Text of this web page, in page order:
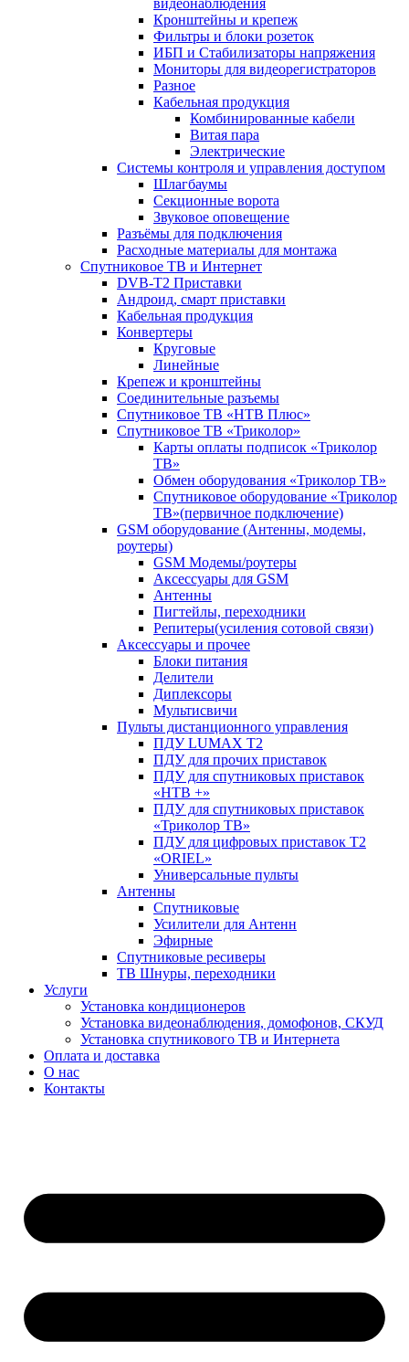
видеонаблюдения
Кронштейны и крепеж
Фильтры и блоки розеток
ИБП и Стабилизаторы напряжения
Мониторы для видеорегистраторов
Разное
Кабельная продукция
Комбинированные кабели
Витая пара
Электрические
Системы контроля и управления доступом
Шлагбаумы
Секционные ворота
Звуковое оповещение
Разъёмы для подключения
Расходные материалы для монтажа
Спутниковое ТВ и Интернет
DVB-Т2 Приставки
Андроид, смарт приставки
Кабельная продукция
Конвертеры
Круговые
Линейные
Крепеж и кронштейны
Соединительные разъемы
Спутниковое ТВ «НТВ Плюс»
Спутниковое ТВ «Триколор»
Карты оплаты подписок «Триколор
ТВ»
Обмен оборудования «Триколор ТВ»
Спутниковое оборудование «Триколор
ТВ»(первичное подключение)
GSM оборудование (Антенны, модемы,
роутеры)
GSM Модемы/роутеры
Аксессуары для GSM
Антенны
Пигтейлы, переходники
Репитеры(усиления сотовой связи)
Аксессуары и прочее
Блоки питания
Делители
Диплексоры
Мультисвичи
Пульты дистанционного управления
ПДУ LUMAX Т2
ПДУ для прочих приставок
ПДУ для спутниковых приставок
«НТВ +»
ПДУ для спутниковых приставок
«Триколор ТВ»
ПДУ для цифровых приставок Т2
«ORIEL»
Универсальные пульты
Антенны
Спутниковые
Усилители для Антенн
Эфирные
Спутниковые ресиверы
ТВ Шнуры, переходники
Услуги
Установка кондиционеров
Установка видеонаблюдения, домофонов, СКУД
Установка спутникового ТВ и Интернета
Оплата и доставка
О нас
Контакты